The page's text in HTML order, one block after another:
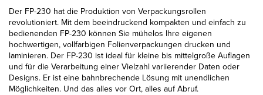
Der FP-230 hat die Produktion von Verpackungsrollen
revolutioniert. Mit dem beeindruckend kompakten und einfach zu
bedienenden FP-230 können Sie mühelos Ihre eigenen
hochwertigen, vollfarbigen Folienverpackungen drucken und
laminieren. Der FP-230 ist ideal für kleine bis mittelgroße Auflagen
und für die Verarbeitung einer Vielzahl variierender Daten oder
Designs. Er ist eine bahnbrechende Lösung mit unendlichen
Möglichkeiten. Und das alles vor Ort, alles auf Abruf.